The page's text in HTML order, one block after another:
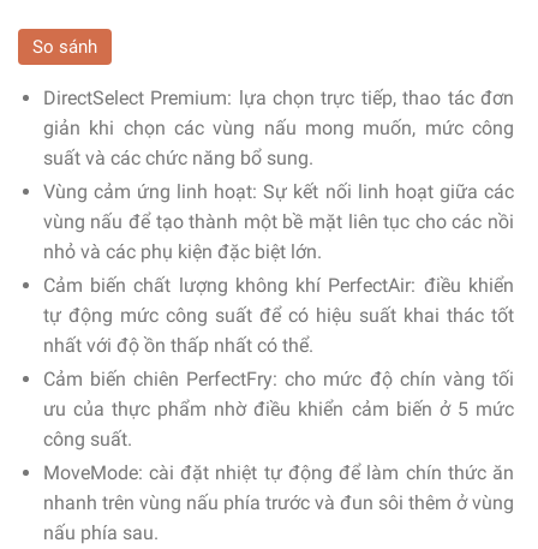
So sánh
DirectSelect Premium: lựa chọn trực tiếp, thao tác đơn
giản khi chọn các vùng nấu mong muốn, mức công
suất và các chức năng bổ sung.
Vùng cảm ứng linh hoạt: Sự kết nối linh hoạt giữa các
vùng nấu để tạo thành một bề mặt liên tục cho các nồi
nhỏ và các phụ kiện đặc biệt lớn.
Cảm biến chất lượng không khí PerfectAir: điều khiển
tự động mức công suất để có hiệu suất khai thác tốt
nhất với độ ồn thấp nhất có thể.
Cảm biến chiên PerfectFry: cho mức độ chín vàng tối
ưu của thực phẩm nhờ điều khiển cảm biến ở 5 mức
công suất.
MoveMode: cài đặt nhiệt tự động để làm chín thức ăn
nhanh trên vùng nấu phía trước và đun sôi thêm ở vùng
nấu phía sau.